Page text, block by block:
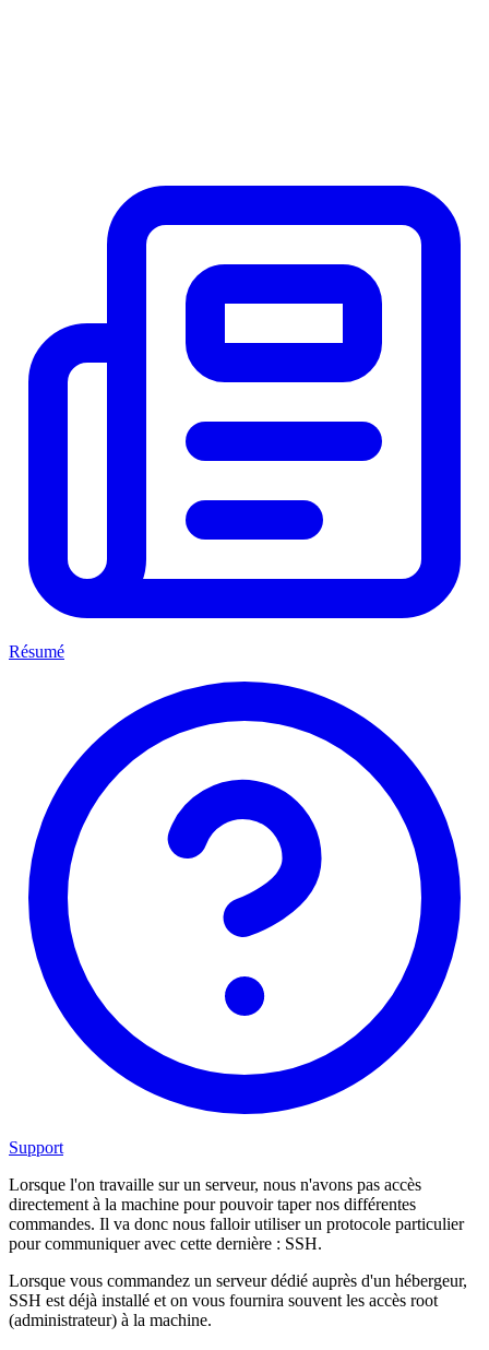
Résumé
Support
Lorsque l'on travaille sur un serveur, nous n'avons pas accès
directement à la machine pour pouvoir taper nos différentes
commandes. Il va donc nous falloir utiliser un protocole particulier
pour communiquer avec cette dernière : SSH.
Lorsque vous commandez un serveur dédié auprès d'un hébergeur,
SSH est déjà installé et on vous fournira souvent les accès root
(administrateur) à la machine.